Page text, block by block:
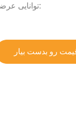
توانایی عرضه:
رو بدست بیار